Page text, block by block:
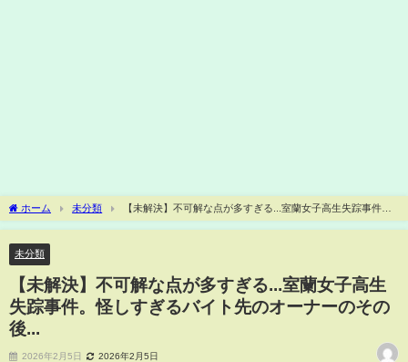
ホーム 未分類
【未解決】不可解な点が多すぎる...室蘭女子高生失踪事件。
怪しすぎるバイト先のオーナーのその後...
未分類
【未解決】不可解な点が多すぎる...室蘭女子高生
失踪事件。怪しすぎるバイト先のオーナーのその
後...
2026年2月5日 2026年2月5日